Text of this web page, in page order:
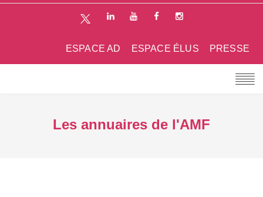
PRESSE
ESPACE ÉLUS
ESPACE AD
Les annuaires de l'AMF